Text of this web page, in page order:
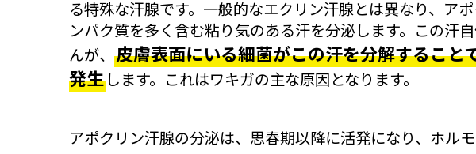
る特殊な汗腺です。一般的なエクリン汗腺とは異なり、ア
ンパク質を多く含む粘り気のある汗を分泌します。この汗
んが、 皮膚表面にいる細菌がこの汗を分解すること
発生します。これはワキガの主な原因となります。
アポクリン汗腺の分泌は、思春期以降に活発になり、ホル